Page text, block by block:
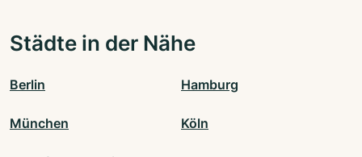
Städte in der Nähe
Berlin Hamburg
München Köln